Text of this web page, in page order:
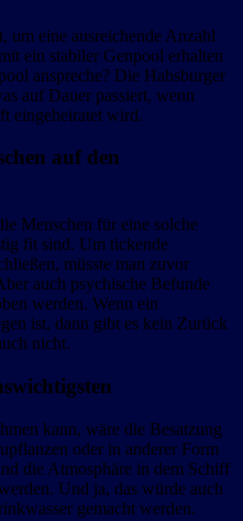
um eine ausreichende Anzahl
ein stabiler Genpool erhalten
anspreche? Die Habsburger
auf Dauer passiert, wenn
eingeheiratet wird.
auf den
Menschen für eine solche
fit sind. Um tickende
müsste man zuvor
auch psychische Befunde
werden. Wenn ein
ist, dann gibt es kein Zurück
nicht.
kann, wäre die Besatzung
oder in anderer Form
die Atmosphäre in dem Schiff
Und ja, das würde auch
gemacht werden.